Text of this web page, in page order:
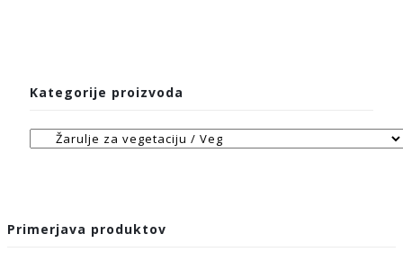
Kategorije proizvoda
Primerjava produktov